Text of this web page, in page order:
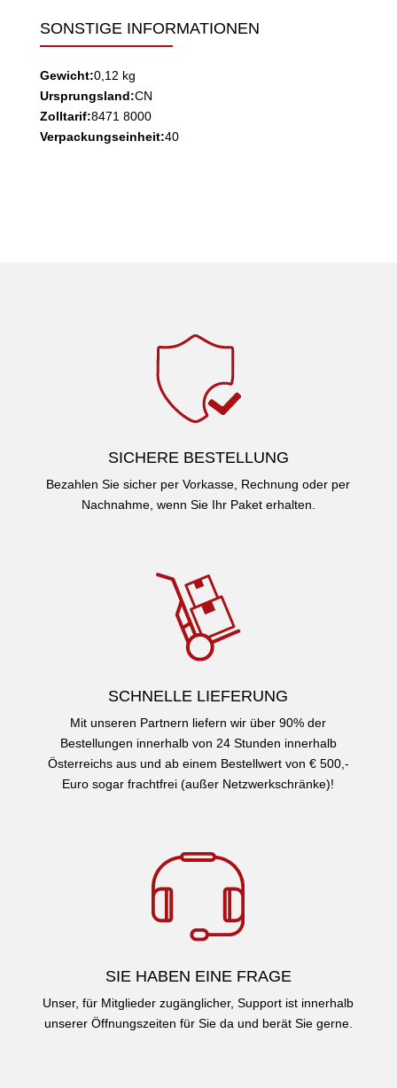
SONSTIGE INFORMATIONEN
Gewicht:0,12 kg
Ursprungsland:CN
Zolltarif:8471 8000
Verpackungseinheit:40
SICHERE BESTELLUNG
Bezahlen Sie sicher per Vorkasse, Rechnung oder per
Nachnahme, wenn Sie Ihr Paket erhalten.
SCHNELLE LIEFERUNG
Mit unseren Partnern liefern wir über 90% der
Bestellungen innerhalb von 24 Stunden innerhalb
Österreichs aus und ab einem Bestellwert von € 500,-
Euro sogar frachtfrei (außer Netzwerkschränke)!
SIE HABEN EINE FRAGE
Unser, für Mitglieder zugänglicher, Support ist innerhalb
unserer Öffnungszeiten für Sie da und berät Sie gerne.